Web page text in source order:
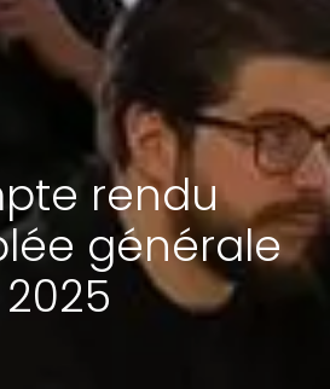
rendu
générale
2025